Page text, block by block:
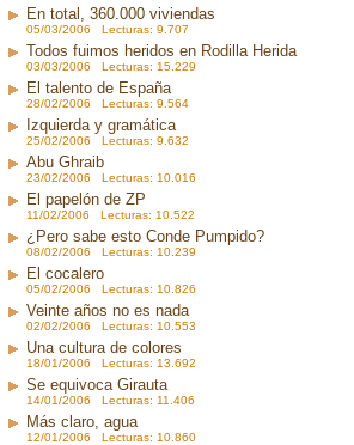
En total, 360.000 viviendas
05/03/2006 Lecturas: 9.707
Todos fuimos heridos en Rodilla Herida
03/03/2006 Lecturas: 15.229
El talento de España
28/02/2006 Lecturas: 9.564
Izquierda y gramática
25/02/2006 Lecturas: 9.632
Abu Ghraib
23/02/2006 Lecturas: 10.016
El papelón de ZP
11/02/2006 Lecturas: 10.522
¿Pero sabe esto Conde Pumpido?
08/02/2006 Lecturas: 10.239
El cocalero
05/02/2006 Lecturas: 10.826
Veinte años no es nada
02/02/2006 Lecturas: 10.553
Una cultura de colores
18/01/2006 Lecturas: 13.692
Se equivoca Girauta
14/01/2006 Lecturas: 11.406
Más claro, agua
12/01/2006 Lecturas: 10.860